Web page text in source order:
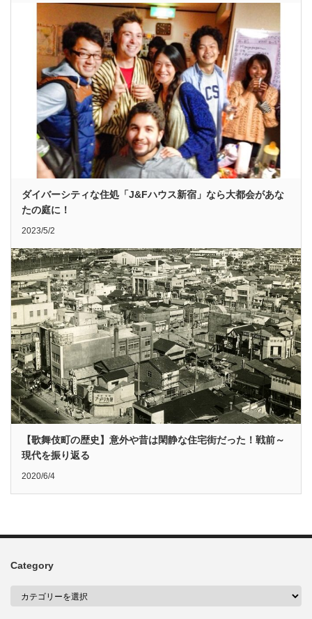
ダイバーシティな住処「J&Fハウス新宿」なら大都会があな
たの庭に！
2023/5/2
【歌舞伎町の歴史】意外や昔は閑静な住宅街だった！戦前～
現代を振り返る
2020/6/4
Category